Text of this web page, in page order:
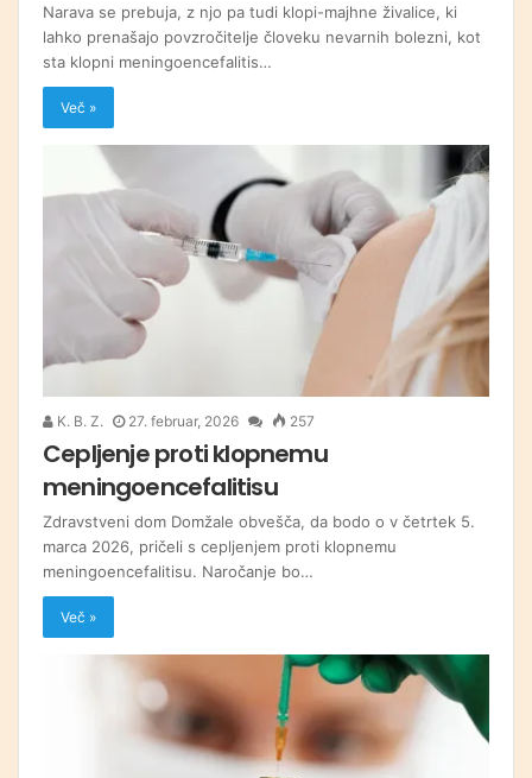
Narava se prebuja, z njo pa tudi klopi-majhne živalice, ki
lahko prenašajo povzročitelje človeku nevarnih bolezni, kot
sta klopni meningoencefalitis…
Več »
K. B. Z. 27. februar, 2026 257
Cepljenje proti klopnemu
meningoencefalitisu
Zdravstveni dom Domžale obvešča, da bodo o v četrtek 5.
marca 2026, pričeli s cepljenjem proti klopnemu
meningoencefalitisu. Naročanje bo…
Več »